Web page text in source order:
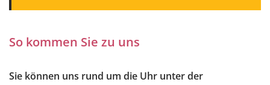
So kommen Sie zu uns
Sie können uns rund um die Uhr unter der